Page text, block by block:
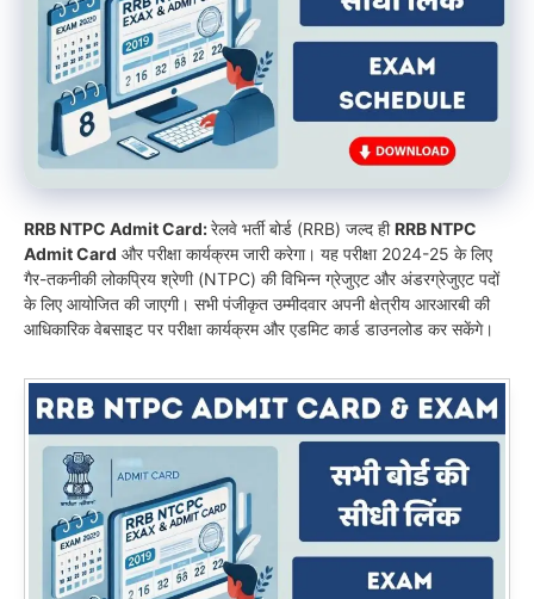
RRB NTPC Admit Card:रेलवे भर्ती बोर्ड (RRB) जल्द ही RRB NTPC
Admit Card और परीक्षा कार्यक्रम जारी करेगा। यह परीक्षा 2024-25 के लिए
गैर-तकनीकी लोकप्रिय श्रेणी (NTPC) की विभिन्न ग्रेजुएट और अंडरग्रेजुएट पदों
के लिए आयोजित की जाएगी। सभी पंजीकृत उम्मीदवार अपनी क्षेत्रीय आरआरबी की
आधिकारिक वेबसाइट पर परीक्षा कार्यक्रम और एडमिट कार्ड डाउनलोड कर सकेंगे।